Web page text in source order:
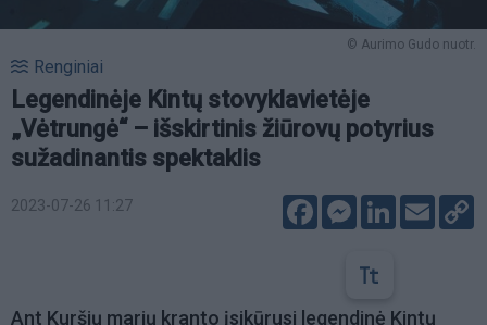
© Aurimo Gudo nuotr.
Renginiai
Legendinėje Kintų stovyklavietėje
„Vėtrungė“ – išskirtinis žiūrovų potyrius
sužadinantis spektaklis
2023-07-26 11:27 FacebookMessenger
LinkedIn
Email
Ant Kuršių marių kranto įsikūrusi legendinė Kintų